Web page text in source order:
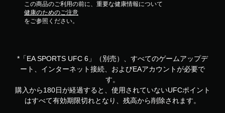
この商品のご利用の前に、重要な健康情報について
健康のためのご注意
をご参照ください。
*「EA SPORTS UFC 6」（別売）、すべてのゲームアップデ
ート、インターネット接続、およびEAアカウントが必要で
す。
購入から180日が経過すると、使用されていないUFCポイント
はすべて有効期限切れとなり、残高から削除されます。